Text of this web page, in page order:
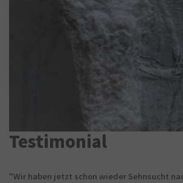
Testimonial
"Wir haben jetzt schon wieder Sehnsucht